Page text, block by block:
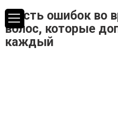
Шесть ошибок во
волос, которые
каждый